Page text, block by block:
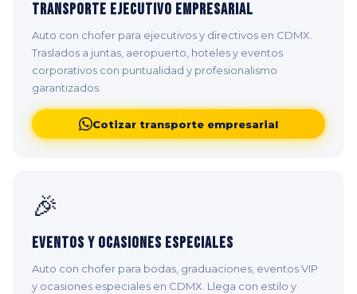
Transporte Ejecutivo Empresarial
Auto con chofer para ejecutivos y directivos en CDMX.
Traslados a juntas, aeropuerto, hoteles y eventos
corporativos con puntualidad y profesionalismo
garantizados.
Cotizar transporte empresarial
🎉
Eventos y Ocasiones Especiales
Auto con chofer para bodas, graduaciones, eventos VIP
y ocasiones especiales en CDMX. Llega con estilo y